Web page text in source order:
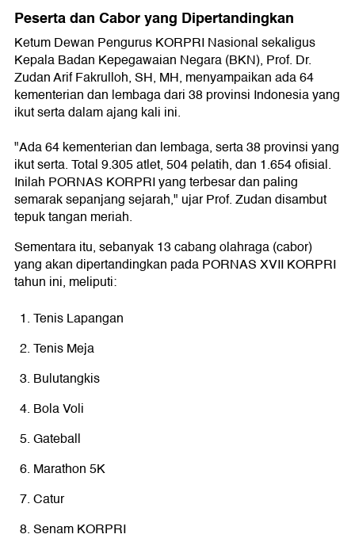
Peserta dan Cabor yang Dipertandingkan
Ketum Dewan Pengurus KORPRI Nasional sekaligus
Kepala Badan Kepegawaian Negara (BKN), Prof. Dr.
Zudan Arif Fakrulloh, SH, MH, menyampaikan ada 64
kementerian dan lembaga dari 38 provinsi Indonesia yang
ikut serta dalam ajang kali ini.
"Ada 64 kementerian dan lembaga, serta 38 provinsi yang
ikut serta. Total 9.305 atlet, 504 pelatih, dan 1.654 ofisial.
Inilah PORNAS KORPRI yang terbesar dan paling
semarak sepanjang sejarah," ujar Prof. Zudan disambut
tepuk tangan meriah.
Sementara itu, sebanyak 13 cabang olahraga (cabor)
yang akan dipertandingkan pada PORNAS XVII KORPRI
tahun ini, meliputi:
Tenis Lapangan
Tenis Meja
Bulutangkis
Bola Voli
Gateball
Marathon 5K
Catur
Senam KORPRI